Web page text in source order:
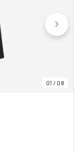
01 /08